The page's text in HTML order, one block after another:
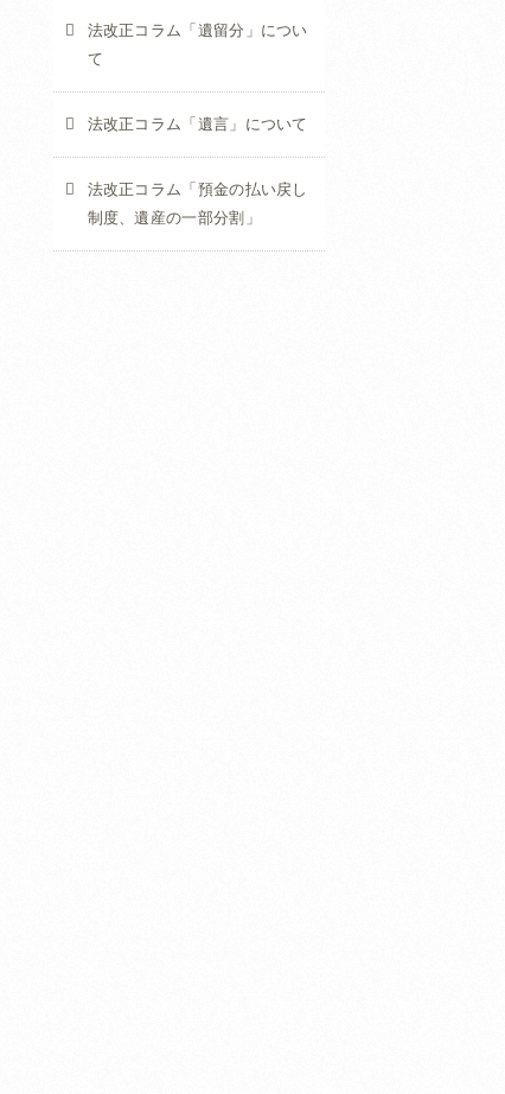
法改正コラム「遺留分」につい
て
法改正コラム「遺言」について
法改正コラム「預金の払い戻し
制度、遺産の一部分割」